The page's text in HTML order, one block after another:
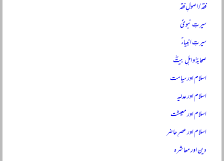
فقہ / اصولِ فقہ
سیرتِ نبویؐ
سیرتِ انبیاءؑ
صحابہؓ و اہلِ بیتؓ
اسلام اور سیاست
اسلام اور عدلیہ
اسلام اور معیشت
اسلام اور عصرِ حاضر
دین اور معاشرہ